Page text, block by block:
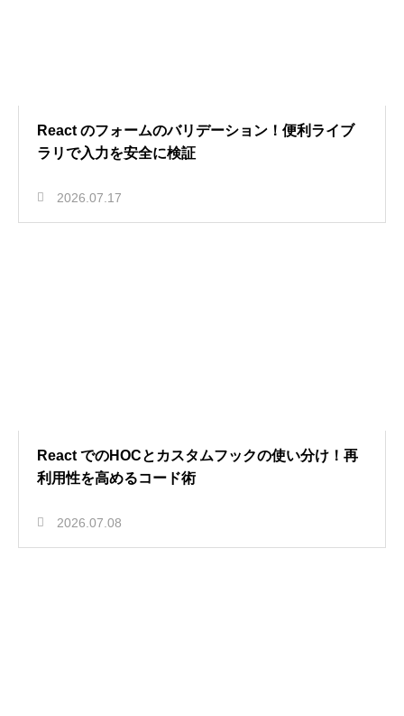
React のフォームのバリデーション！便利ライブ
ラリで入力を安全に検証
2026.07.17
React でのHOCとカスタムフックの使い分け！再
利用性を高めるコード術
2026.07.08